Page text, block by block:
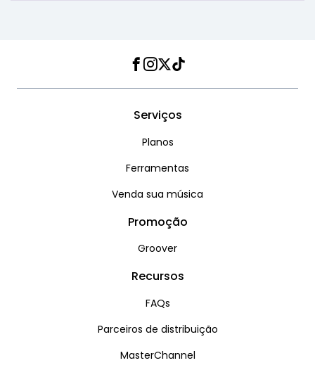
Facebook
Instagram
Twitter
TikTok
Serviços
Planos
Ferramentas
Venda sua música
Promoção
Groover
Recursos
FAQs
Parceiros de distribuição
MasterChannel